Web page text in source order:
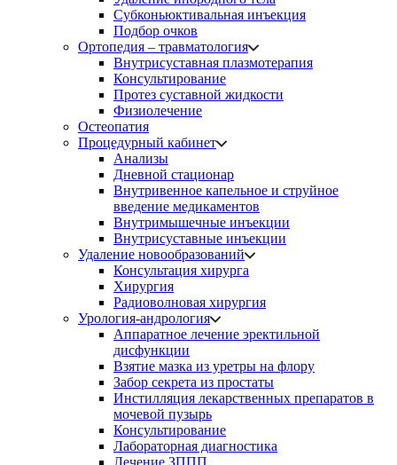
Субконьюктивальная инъекция
Подбор очков
Ортопедия – травматология
Внутрисуставная плазмотерапия
Консультирование
Протез суставной жидкости
Физиолечение
Остеопатия
Процедурный кабинет
Анализы
Дневной стационар
Внутривенное капельное и струйное
введение медикаментов
Внутримышечные инъекции
Внутрисуставные инъекции
Удаление новообразований
Консультация хирурга
Хирургия
Радиоволновая хирургия
Урология-андрология
Аппаратное лечение эректильной
дисфункции
Взятие мазка из уретры на флору
Забор секрета из простаты
Инстилляция лекарственных препаратов в
мочевой пузырь
Консультирование
Лабораторная диагностика
Лечение ЗППП